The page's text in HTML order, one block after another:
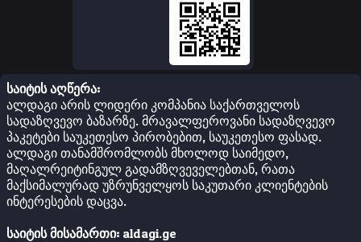
საიტის აღწერა:
ალდაგი არის ლიდერი კომპანია საქართველოს
სადაზღვევო ბაზარზე. მრავალფეროვანი სადაზღვევო
პაკეტები საუკეთესო პირობებით, საუკეთესო ფასად.
ალდაგი თანამშრომლობს მხოლოდ საიმედო,
მაღალრეიტინგულ გადამზღვეველებთან, რათა
მაქსიმალურად უზრუნველყოს საკუთარი კლიენტების
ინტერესების დაცვა.
საიტის მისამართი: aldagi.ge